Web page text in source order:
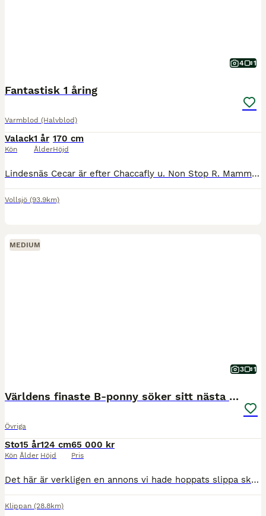
4 1
Fantastisk 1 åring
Varmblod (Halvblod)
Valack
Kön
1 år
Ålder
170 cm
Höjd
Lindesnäs Cecar är efter Chaccafly u. Non Stop R. Mamma Nellie är selektionsto med placeringar 145cm. Hon har även tävlar internationellt. Stor hoppförmåga. Han har ett underbart temperament.
Vollsjö (93.9km)
MEDIUM
3 1
Världens finaste B-ponny söker sitt nästa hem ❤️
Övriga
Sto
Kön
15 år
Ålder
124 cm
Höjd
65 000 kr
Pris
Det här är verkligen en annons vi hade hoppats slippa skriva på ett tag. Vår älskade Rapunzel (“Puzzel”) är en fantastisk liten ponny, men eftersom vår yngsta dotter inte riktigt har det intresse som
Klippan (28.8km)